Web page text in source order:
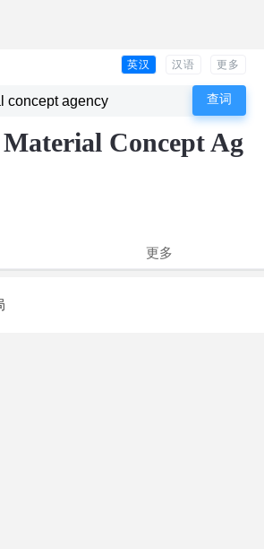
英汉 汉语 更多
Concept Ag
更多